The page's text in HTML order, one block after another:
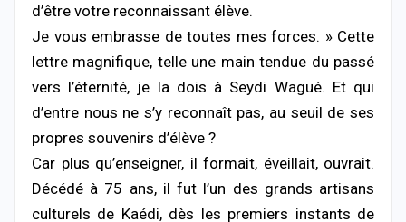
d’être votre reconnaissant élève.
Je vous embrasse de toutes mes forces. » Cette
lettre magnifique, telle une main tendue du passé
vers l’éternité, je la dois à Seydi Wagué. Et qui
d’entre nous ne s’y reconnaît pas, au seuil de ses
propres souvenirs d’élève ?
Car plus qu’enseigner, il formait, éveillait, ouvrait.
Décédé à 75 ans, il fut l’un des grands artisans
culturels de Kaédi, dès les premiers instants de